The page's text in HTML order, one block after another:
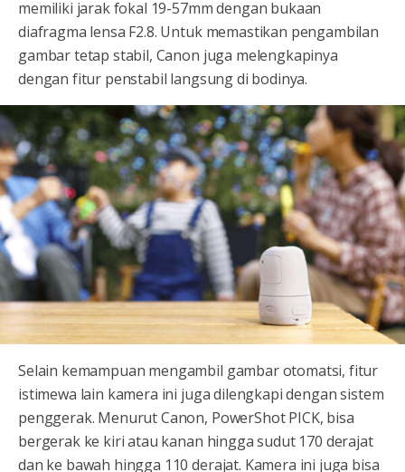
memiliki jarak fokal 19-57mm dengan bukaan
diafragma lensa F2.8. Untuk memastikan pengambilan
gambar tetap stabil, Canon juga melengkapinya
dengan fitur penstabil langsung di bodinya.
Selain kemampuan mengambil gambar otomatsi, fitur
istimewa lain kamera ini juga dilengkapi dengan sistem
penggerak. Menurut Canon, PowerShot PICK, bisa
bergerak ke kiri atau kanan hingga sudut 170 derajat
dan ke bawah hingga 110 derajat. Kamera ini juga bisa